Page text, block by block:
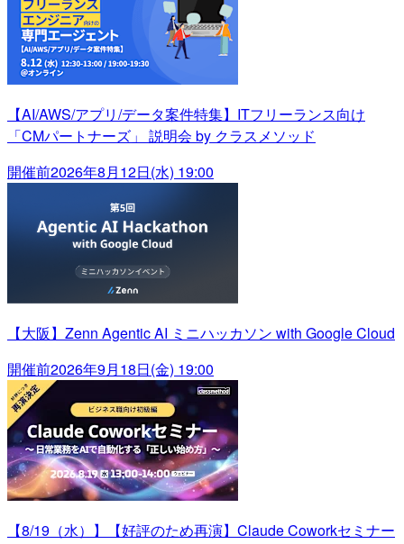
【AI/AWS/アプリ/データ案件特集】ITフリーランス向け
「CMパートナーズ」 説明会 by クラスメソッド
開催前2026年8月12日(水) 19:00
【大阪】Zenn Agentic AI ミニハッカソン with Google Cloud
開催前2026年9月18日(金) 19:00
【8/19（水）】【好評のため再演】Claude Coworkセミナー